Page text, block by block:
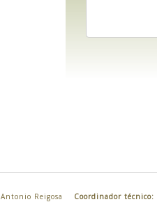
Antonio Reigosa Coordinador técnico: